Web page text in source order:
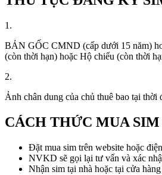
1.
BẢN GỐC CMND (cấp dưới 15 năm)
(còn thời hạn) hoặc Hộ chiếu (còn thời
2.
Ảnh chân dung của chủ thuê bao tại thời
CÁCH THỨC MUA SIM
Đặt mua sim trên website hoặc
NVKD sẽ gọi lại tư vấn và xác
Nhận sim tại nhà hoặc tại cửa